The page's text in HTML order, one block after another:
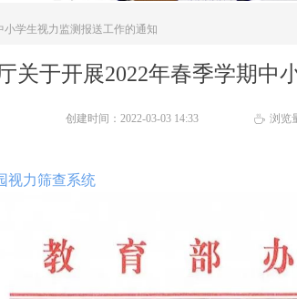
关于开展2022年春季学期中
视力筛查系统
创建时间： 2022-03-03 14:33 ꄘ 浏览
学生视力监测报送工作的通知